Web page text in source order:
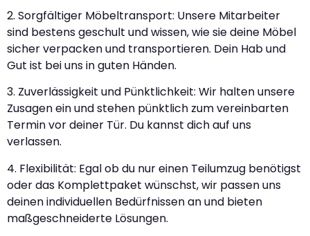
2. Sorgfältiger Möbeltransport: Unsere Mitarbeiter
sind bestens geschult und wissen, wie sie deine Möbel
sicher verpacken und transportieren. Dein Hab und
Gut ist bei uns in guten Händen.
3. Zuverlässigkeit und Pünktlichkeit: Wir halten unsere
Zusagen ein und stehen pünktlich zum vereinbarten
Termin vor deiner Tür. Du kannst dich auf uns
verlassen.
4. Flexibilität: Egal ob du nur einen Teilumzug benötigst
oder das Komplettpaket wünschst, wir passen uns
deinen individuellen Bedürfnissen an und bieten
maßgeschneiderte Lösungen.